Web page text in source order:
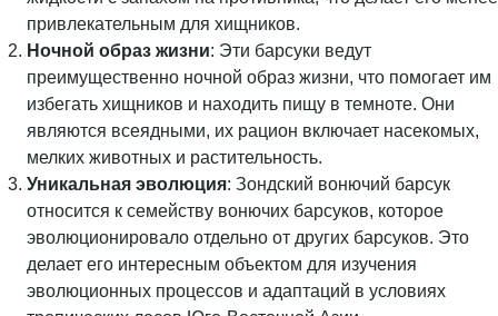
привлекательным для хищников.
Ночной образ жизни: Эти барсуки ведут
преимущественно ночной образ жизни, что помогает им
избегать хищников и находить пищу в темноте. Они
являются всеядными, их рацион включает насекомых,
мелких животных и растительность.
Уникальная эволюция: Зондский вонючий барсук
относится к семейству вонючих барсуков, которое
эволюционировало отдельно от других барсуков. Это
делает его интересным объектом для изучения
эволюционных процессов и адаптаций в условиях